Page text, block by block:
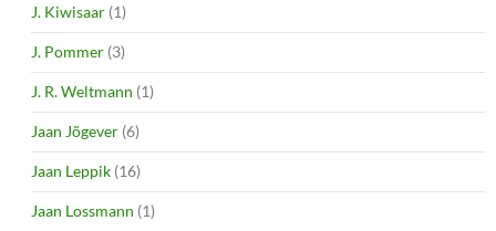
J. Kiwisaar (1)
J. Pommer (3)
J. R. Weltmann (1)
Jaan Jõgever (6)
Jaan Leppik (16)
Jaan Lossmann (1)